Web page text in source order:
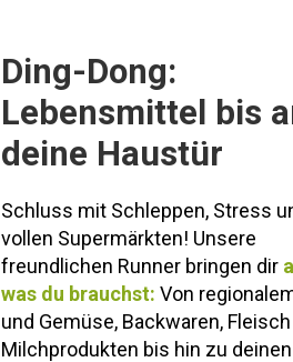
Ding-Dong:
Lebensmittel bis
deine Haustür
Schluss mit Schleppen, Stress
vollen Supermärkten! Unsere
freundlichen Runner bringen dir
was du brauchst: Von
und Gemüse, Backwaren,
Milchprodukten bis hin zu deinen